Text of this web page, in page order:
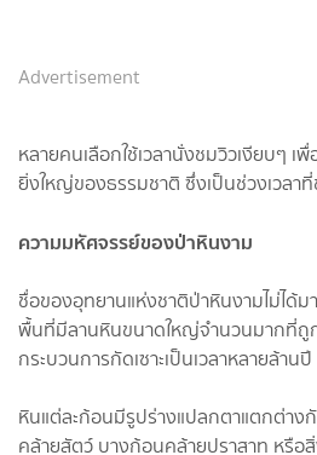
Advertisement
หลายคนเลือกใช้เวลานั่งชมวิวเงียบๆ เ
ยิ่งใหญ่ของธรรมชาติ ซึ่งเป็นช่วงเวลา
ความมหัศจรรย์ของป่าหินงาม
ชื่อของอุทยานแห่งชาติป่าหินงามไม่ได้ม
พื้นที่มีลานหินขนาดใหญ่จำนวนมากที่ถู
กระบวนการกัดเซาะเป็นเวลาหลายล้านปี
หินแต่ละก้อนมีรูปร่างแปลกตาแตกต่า
คล้ายสัตว์ บางก้อนคล้ายปราสาท หรือ